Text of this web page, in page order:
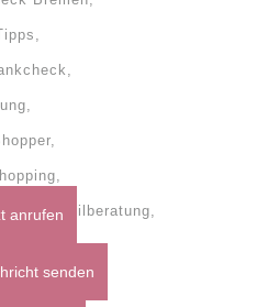
onlinestilberatung
Bremen
Dänemark
anrufen
senden